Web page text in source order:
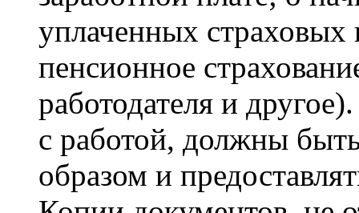
уплаченных страховых
пенсионное
работодателя и
с работой, должны
образом и